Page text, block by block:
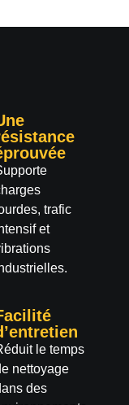
trafic
et
le temps
nettoyage
des